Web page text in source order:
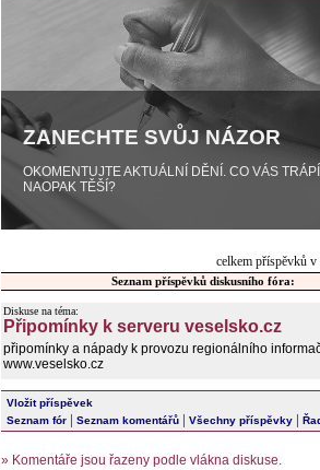
ZANECHTE SVŮJ NÁZOR
OKOMENTUJTE AKTUÁLNÍ DĚNÍ. CO VÁS
NAOPAK TĚŠÍ?
celkem příspěvků
Seznam příspěvků diskusního fóra:
Diskuse na téma:
Připomínky k serveru veselsko.cz
připomínky a nápady k provozu regionálního
www.veselsko.cz
Vložit příspěvek
Seznam fór | Seznam komentářů | Všechny příspěvky |
» Komentáře jsou řazeny podle vlákna diskuse.